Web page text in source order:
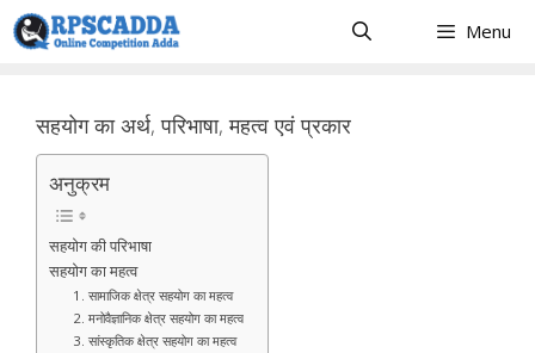
Skip
to
Menu
सहयोग का अर्थ, परिभाषा, महत्व एवं प्रकार
अनुक्रम
सहयोग की परिभाषा
सहयोग का महत्व
1. सामाजिक क्षेत्र सहयोग का महत्व
2. मनोवैज्ञानिक क्षेत्र सहयोग का महत्व
3. सांस्कृतिक क्षेत्र सहयोग का महत्व